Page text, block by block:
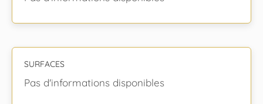
SURFACES
Pas d'informations disponibles